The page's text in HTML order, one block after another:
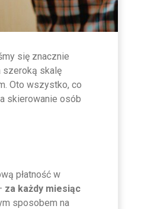
się znacznie
szeroką skalę
Oto wszystko, co
skierowanie osób
płatność w
za każdy miesiąc
sposobem na